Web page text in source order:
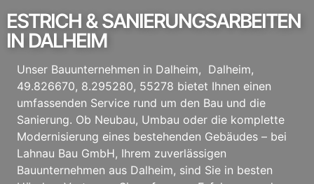
ESTRICH & SANIERUNGSARBEITEN
IN DALHEIM
Unser Bauunternehmen in Dalheim, Dalheim,
49.826670, 8.295280, 55278 bietet Ihnen einen
umfassenden Service rund um den Bau und die
Sanierung. Ob Neubau, Umbau oder die komplette
Modernisierung eines bestehenden Gebäudes – bei
Lahnau Bau GmbH, Ihrem zuverlässigen
Bauunternehmen aus Dalheim, sind Sie in besten